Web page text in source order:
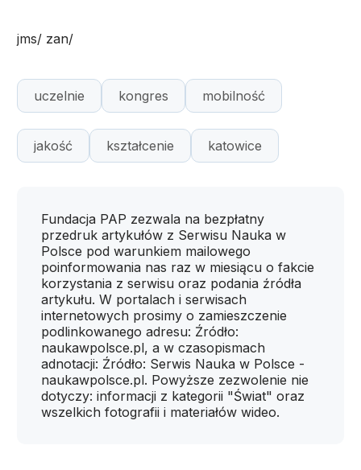
jms/ zan/
uczelnie kongres mobilność
jakość kształcenie katowice
Fundacja PAP zezwala na bezpłatny
przedruk artykułów z Serwisu Nauka w
Polsce pod warunkiem mailowego
poinformowania nas raz w miesiącu o fakcie
korzystania z serwisu oraz podania źródła
artykułu. W portalach i serwisach
internetowych prosimy o zamieszczenie
podlinkowanego adresu: Źródło:
naukawpolsce.pl, a w czasopismach
adnotacji: Źródło: Serwis Nauka w Polsce -
naukawpolsce.pl. Powyższe zezwolenie nie
dotyczy: informacji z kategorii "Świat" oraz
wszelkich fotografii i materiałów wideo.